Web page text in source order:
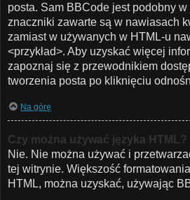
posta. Sam BBCode jest podobny
znaczniki zawarte są w nawiasach
zamiast w używanych w HTML-u
<przykład>. Aby uzyskać więcej
zapoznaj się z przewodnikiem
tworzenia posta po kliknięciu
Na górę
Czy można używać języka HTML?
Nie. Nie można używać i
tej witrynie. Większość
HTML, można uzyskać, używając